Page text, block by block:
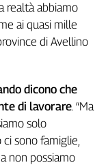
realtà abbiamo
ai quasi mille
di Avellino
dicono che
di lavorare. “Ma
solo
sono famiglie,
non possiamo